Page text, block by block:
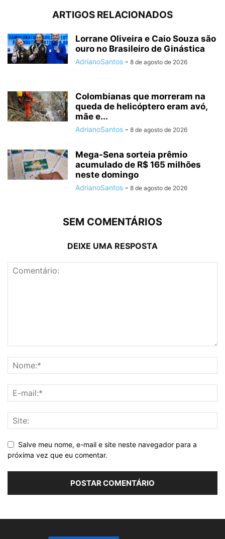
ARTIGOS RELACIONADOS
Lorrane Oliveira e Caio Souza são
ouro no Brasileiro de Ginástica
AdrianoSantos - 8 de agosto de 2026
Colombianas que morreram na
queda de helicóptero eram avó,
mãe e...
AdrianoSantos - 8 de agosto de 2026
Mega-Sena sorteia prêmio
acumulado de R$ 165 milhões
neste domingo
AdrianoSantos - 8 de agosto de 2026
SEM COMENTÁRIOS
DEIXE UMA RESPOSTA
Salve meu nome, e-mail e site neste navegador para a
próxima vez que eu comentar.